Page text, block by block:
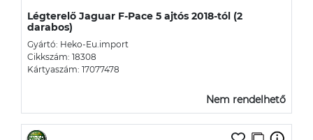
Légterelő Jaguar F-Pace 5 ajtós 2018-tól (2
darabos)
Gyártó: Heko-Eu.import
Cikkszám: 18308
Kártyaszám: 17077478
Nem rendelhető